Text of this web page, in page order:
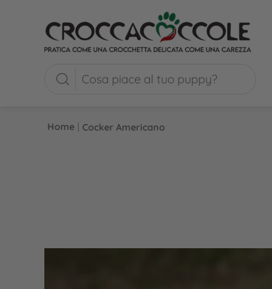
Home | Cocker Americano